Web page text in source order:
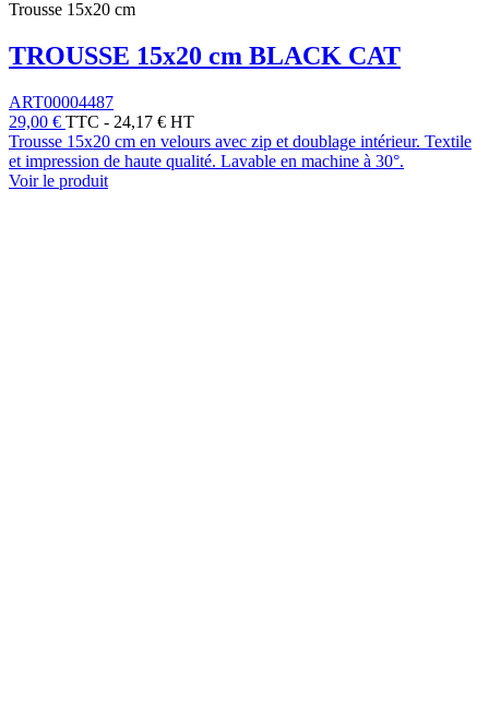
Trousse 15x20 cm
TROUSSE 15x20 cm BLACK CAT
ART00004487
29,00 € TTC - 24,17 € HT
Trousse 15x20 cm en velours avec zip et doublage intérieur. Textile
et impression de haute qualité. Lavable en machine à 30°.
Voir le produit